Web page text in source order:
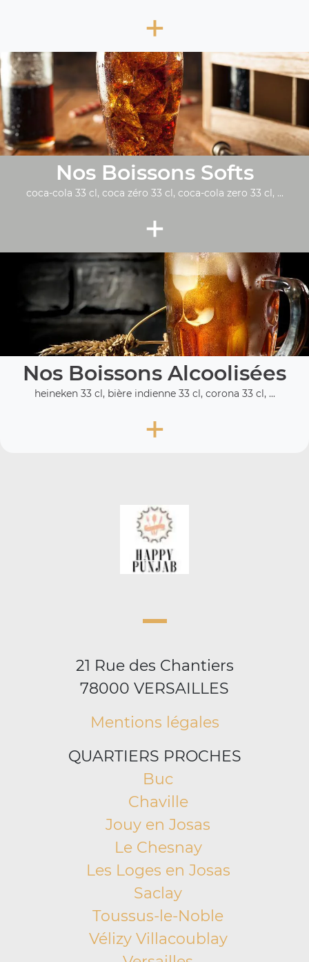
+
Nos Boissons Softs
coca-cola 33 cl, coca zéro 33 cl, coca-cola zero 33 cl, ...
+
Nos Boissons Alcoolisées
heineken 33 cl, bière indienne 33 cl, corona 33 cl, ...
+
21 Rue des Chantiers
78000 VERSAILLES
Mentions légales
QUARTIERS PROCHES
Buc
Chaville
Jouy en Josas
Le Chesnay
Les Loges en Josas
Saclay
Toussus-le-Noble
Vélizy Villacoublay